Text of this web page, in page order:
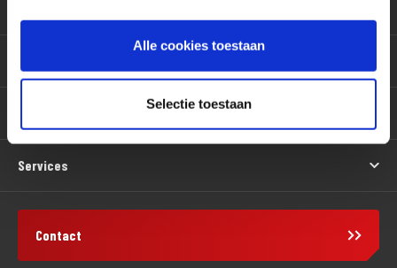
Alle cookies toestaan
Selectie toestaan
Services
Contact